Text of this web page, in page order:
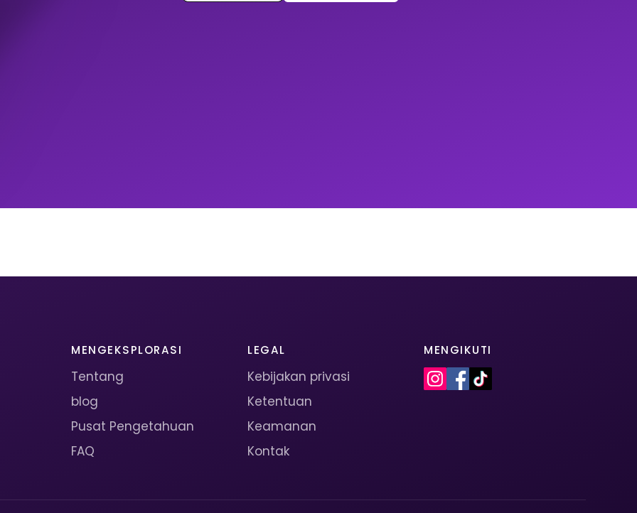
MENGEKSPLORASI
Tentang
blog
Pusat Pengetahuan
FAQ
LEGAL
Kebijakan privasi
Ketentuan
Keamanan
Kontak
MENGIKUTI